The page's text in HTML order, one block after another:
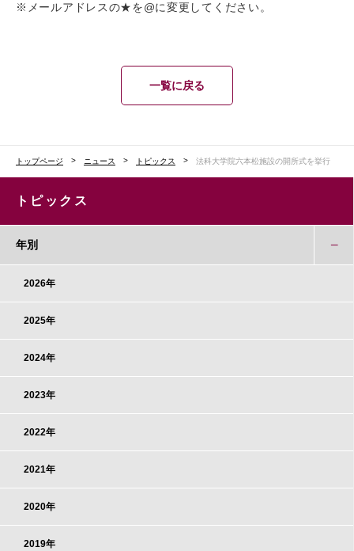
※メールアドレスの★を@に変更してください。
一覧に戻る
トップページ ニュース トピックス 法科大学院六本松施設の開所式を挙行
トピックス
年別
2026年
2025年
2024年
2023年
2022年
2021年
2020年
2019年